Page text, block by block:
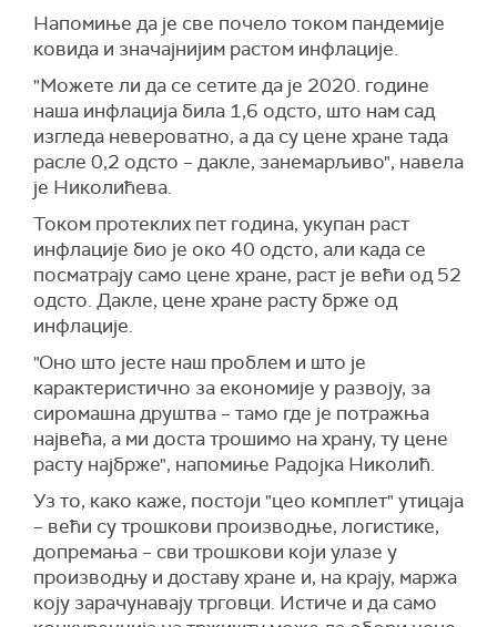
Напомиње да је све почело током пандемије
ковида и значајнијим растом инфлације.
"Можете ли да се сетите да је 2020. године
наша инфлација била 1,6 одсто, што нам сад
изгледа невероватно, а да су цене хране тада
расле 0,2 одсто – дакле, занемарљиво", навела
је Николићева.
Током протеклих пет година, укупан раст
инфлације био је око 40 одсто, али када се
посматрају само цене хране, раст је већи од 52
одсто. Дакле, цене хране расту брже од
инфлације.
"Оно што јесте наш проблем и што је
карактеристично за економије у развоју, за
сиромашна друштва – тамо где је потражња
највећа, а ми доста трошимо на храну, ту цене
расту најбрже", напомиње Радојка Николић.
Уз то, како каже, постоји "цео комплет" утицаја
– већи су трошкови производње, логистике,
допремања – сви трошкови који улазе у
производњу и доставу хране и, на крају, маржа
коју зарачунавају трговци. Истиче и да само